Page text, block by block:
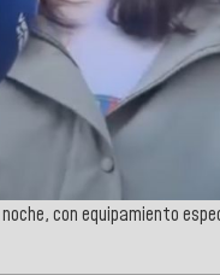
con equipamiento